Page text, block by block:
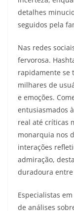
detalhes
seguidos pela
Nas redes
fervorosa.
rapidamente se
milhares de
e emoções.
entusiasmados
real até críticas
monarquia nos
interações
admiração,
duradoura
Especialistas
de análises